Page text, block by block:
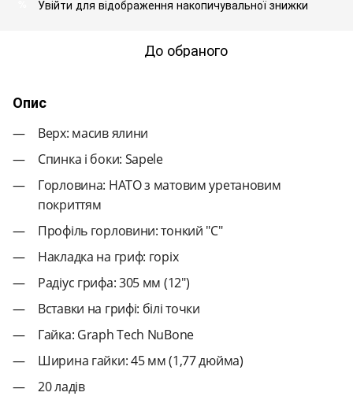
Увійти для відображення накопичувальної знижки
До обраного
Опис
Верх: масив ялини
Спинка і боки: Sapele
Горловина: НАТО з матовим уретановим
покриттям
Профіль горловини: тонкий "C"
Накладка на гриф: горіх
Радіус грифа: 305 мм (12")
Вставки на грифі: білі точки
Гайка: Graph Tech NuBone
Ширина гайки: 45 мм (1,77 дюйма)
20 ладів